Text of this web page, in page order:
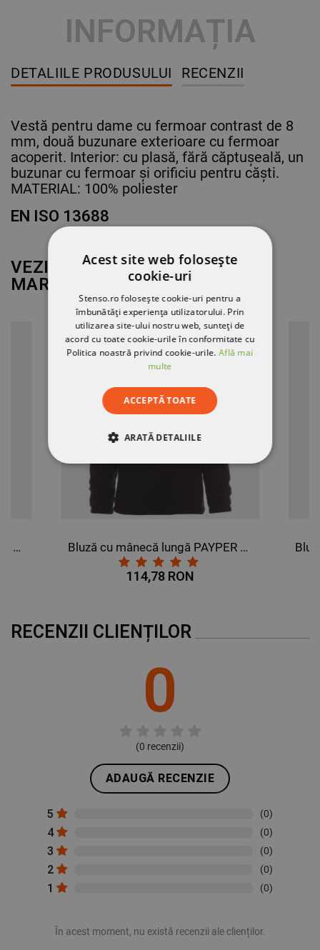
INFORMAȚIA
DETALIILE PRODUSULUI RECENZII
Vestă pentru dame cu fermoar contrast de 8
mm, două buzunare exterioare cu fermoar
acoperit. Interior: cu plasă, fără căptușeală, un
buzunar cu fermoar și orificiu pentru căști.
MATERIAL: 100% poliester
EN ISO 13688
VEZI MAI MULT DE LA
MARCA
PAYPER
Bluză cu mânecă lungă PAYPER DOLOMITI+ GRI INCHIS Bluză cu mânecă lungă PAYPER DOLOMITI+ NEGRU
114,78 RON
RECENZII CLIENȚILOR
0
(0 recenzii)
ADAUGĂ RECENZIE
5 (0)
4 (0)
3 (0)
2 (0)
1 (0)
În acest moment, nu există recenzii ale clienților.
Acest site web folosește
cookie-uri
Stenso.ro folosește cookie-uri pentru a
îmbunătăți experiența utilizatorului. Prin
utilizarea site-ului nostru web, sunteți de
acord cu toate cookie-urile în conformitate cu
Politica noastră privind cookie-urile.Află mai
multe
ACCEPTĂ TOATE
ARATĂ DETALIILE
DE PERFORMANȚĂ
DE FUNCŢIONALITATE